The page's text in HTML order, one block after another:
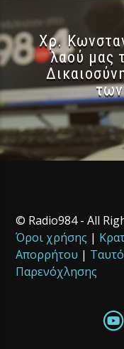
Χρ.
λαού μας
© Radio984 - All
Όροι χρήσης |
Απορρήτου |
Παρενόχλησης